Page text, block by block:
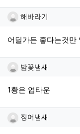
해바라기님
해바라기
어딜가든 좋다는것만
밤꽃냄새님
밤꽃냄새
1황은 업타운
징어냄새님
징어냄새